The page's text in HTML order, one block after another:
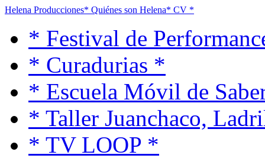
Helena Producciones* Quiénes son Helena* CV *
* Festival de
* Curadurias *
* Escuela Móvil de
* Taller Juanchaco,
* TV LOOP *